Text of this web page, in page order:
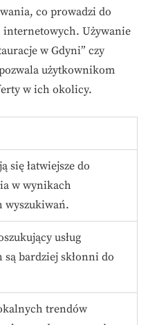
co prowadzi do
Używanie
w Gdyni” czy
użytkownikom
w ich okolicy.
się łatwiejsze do
w wynikach
wyszukiwań.
usług
bardziej skłonni do
trendów